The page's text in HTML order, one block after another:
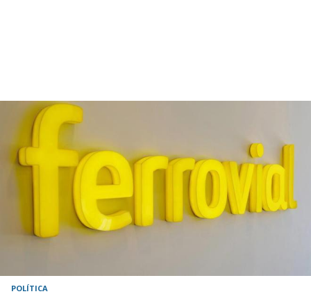
POLÍTICA